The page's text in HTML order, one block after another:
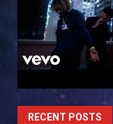
RECENT POSTS